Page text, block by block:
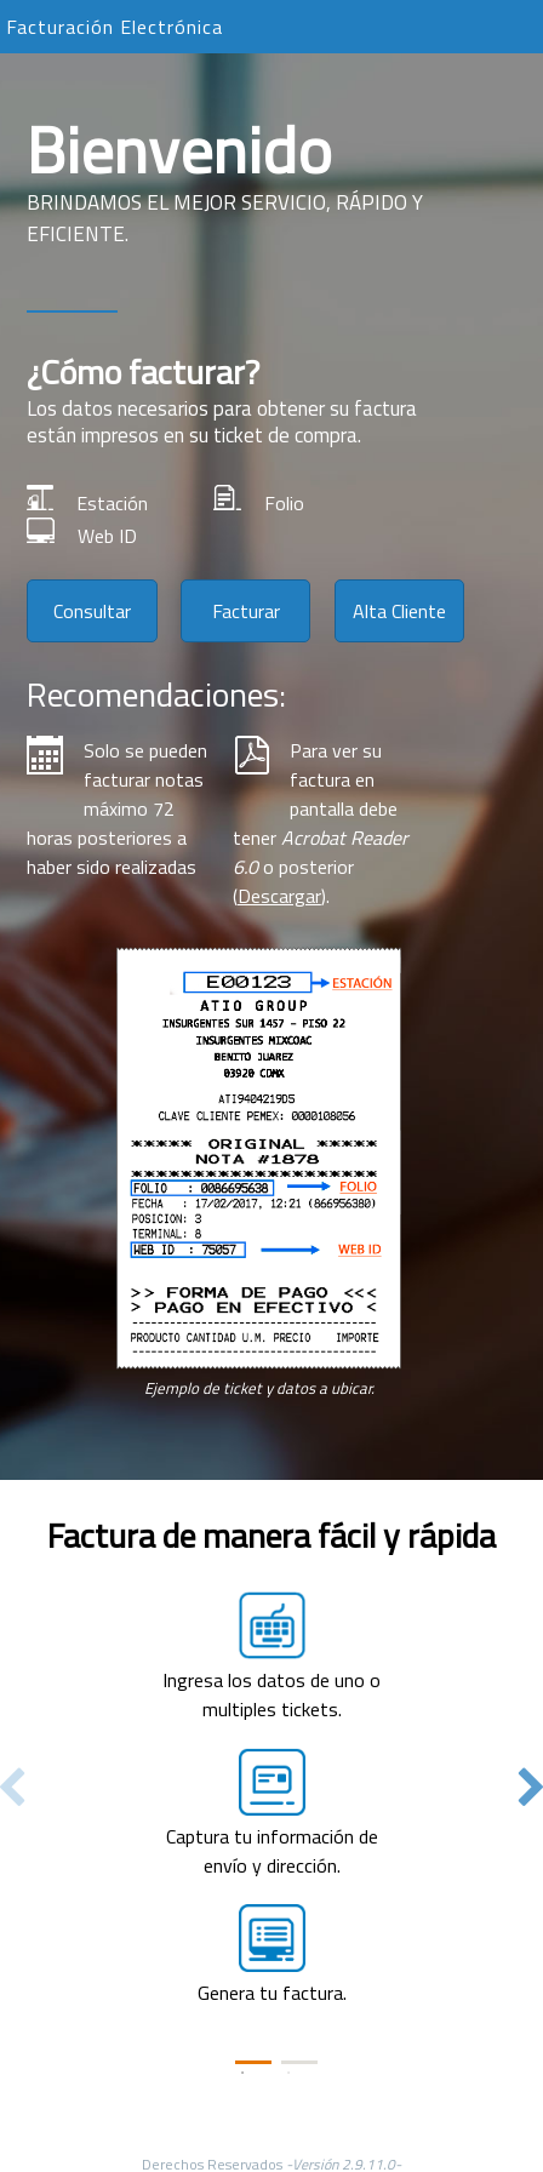
Facturación Electrónica
Bienvenido
BRINDAMOS EL MEJOR SERVICIO, RÁPIDO Y
EFICIENTE.
¿Cómo facturar?
Los datos necesarios para obtener su factura
están impresos en su ticket de compra.
Estación
Folio
Web ID
Consultar Facturar Alta Cliente
Recomendaciones:
Solo se pueden
facturar notas
máximo 72
horas posteriores a
haber sido realizadas
Para ver su
factura en
pantalla debe
tenerAcrobat Reader
6.0o posterior
(Descargar).
Ejemplo de ticket y datos a ubicar.
Factura de manera fácil y rápida
Ingresa los datos de uno o
multiples tickets.
Captura tu información de
envío y dirección.
Genera tu factura.
Derechos Reservados -Versión 2.9.11.0-